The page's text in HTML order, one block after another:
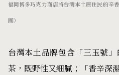
福岡博多巧克力商店將台灣本土原住民的辛
團）
台灣本土品牌包含「三玉號
茶，既野性又細膩；「香辛深